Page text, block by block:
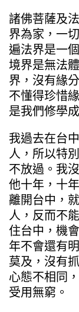
諸佛菩薩及
界為家，一
遍法界是一
境界是無法
界，沒有緣
不懂得珍惜
是我們修學
我過去在台
人，所以特
不放過。我
他十年，十
離開台中，
人，反而不
住台中，機
年不會還有
莫及，沒有
心態不相同
受用無窮。